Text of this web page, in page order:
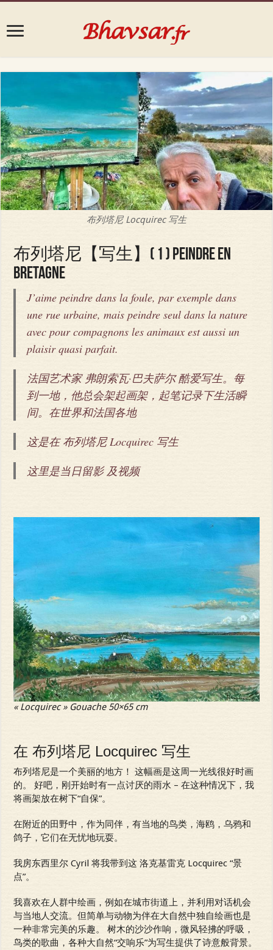
布列塔尼 Locquirec 写生
布列塔尼【写生】( 1 ) Peindre en
Bretagne
J’aime peindre dans la foule, par exemple dans
une rue urbaine, mais peindre seul dans la nature
avec pour compagnons les animaux est aussi un
plaisir quasi parfait.
法国艺术家 弗朗索瓦·巴夫萨尔 酷爱写生。每
到一地，他总会架起画架，起笔记录下生活瞬
间。在世界和法国各地
这是在 布列塔尼 Locquirec 写生
这里是当日留影 及视频
« Locquirec » Gouache 50×65 cm
在 布列塔尼 Locquirec 写生
布列塔尼是一个美丽的地方！ 这幅画是这周一光线很好时画
的。 好吧，刚开始时有一点讨厌的雨水 – 在这种情况下，我
将画架放在树下“自保”。
在附近的田野中，作为同伴，有当地的鸟类，海鸥，乌鸦和
鸽子，它们在无忧地玩耍。
我房东西里尔 Cyril 将我带到这 洛克基雷克 Locquirec “景
点”。
我喜欢在人群中绘画，例如在城市街道上，并利用对话机会
与当地人交流。但简单与动物为伴在大自然中独自绘画也是
一种非常完美的乐趣。 树木的沙沙作响，微风轻拂的呼吸，
鸟类的歌曲，各种大自然“交响乐”为写生提供了诗意般背景。